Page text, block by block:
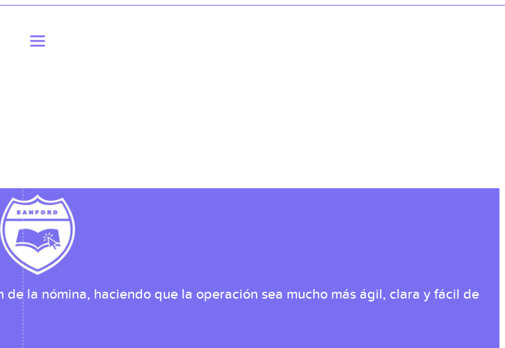
la nómina, haciendo que la operación sea mucho más ágil, clara y fácil de